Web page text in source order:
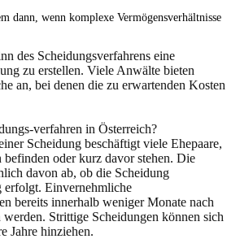
dann, wenn komplexe Vermögensverhältnisse
des Scheidungsverfahrens eine
zu erstellen. Viele Anwälte bieten
an, bei denen die zu erwartenden Kosten
verfahren in Österreich?
Scheidung beschäftigt viele Ehepaare,
oder kurz davor stehen. Die
davon ab, ob die Scheidung
erfolgt. Einvernehmliche
bereits innerhalb weniger Monate nach
Strittige Scheidungen können sich
Jahre hinziehen.